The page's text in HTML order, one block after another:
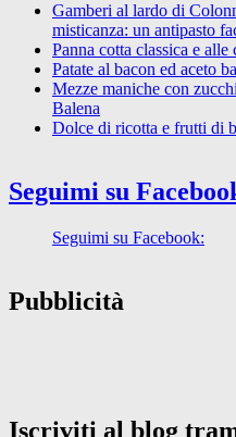
Gamberi al lardo di
misticanza: un antipasto
Panna cotta classica e alle
Patate al bacon ed aceto
Mezze maniche con
Balena
Dolce di ricotta e frutti di
Seguimi su
Seguimi su Facebook:
Pubblicità
Iscriviti al blog